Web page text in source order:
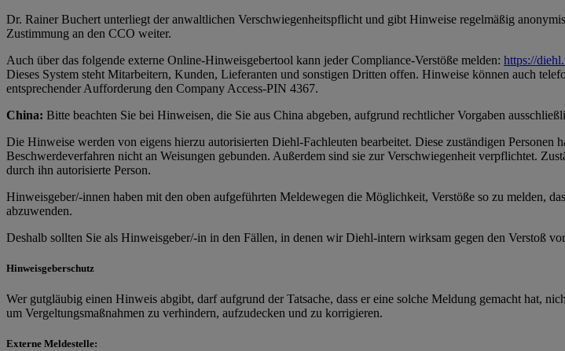
Dr. Rainer Buchert unterliegt der anwaltlichen Verschwiegenheitspflicht und gibt Hinweise regelmäßig
Zustimmung an den CCO weiter.
Auch über das folgende externe Online-Hinweisgebertool kann jeder Compliance-Verstöße melden: https://
Dieses System steht Mitarbeitern, Kunden, Lieferanten und sonstigen Dritten offen. Hinweise können auch
entsprechender Aufforderung den Company Access-PIN 4367.
China: Bitte beachten Sie bei Hinweisen, die Sie aus China abgeben, aufgrund rechtlicher Vorgaben
Die Hinweise werden von eigens hierzu autorisierten Diehl-Fachleuten bearbeitet. Diese zuständigen
Beschwerdeverfahren nicht an Weisungen gebunden. Außerdem sind sie zur Verschwiegenheit verpflichtet.
durch ihn autorisierte Person.
Hinweisgeber/-innen haben mit den oben aufgeführten Meldewegen die Möglichkeit, Verstöße so zu melden,
abzuwenden.
Deshalb sollten Sie als Hinweisgeber/-in in den Fällen, in denen wir Diehl-intern wirksam gegen den Verstoß
Hinweisgeberschutz
Wer gutgläubig einen Hinweis abgibt, darf aufgrund der Tatsache, dass er eine solche Meldung gemacht hat,
um Vergeltungsmaßnahmen zu verhindern, aufzudecken und zu korrigieren.
Externe Meldestelle: